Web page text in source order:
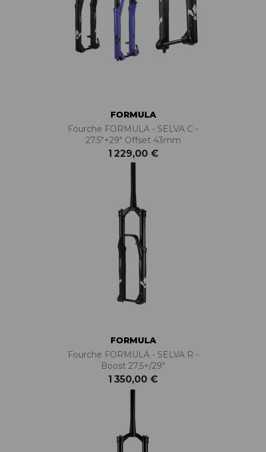
FORMULA
Fourche FORMULA - SELVA C -
27.5"+29" Offset 43mm
1 229,00 €
FORMULA
Fourche FORMULA - SELVA R -
Boost 27,5+/29"
1 350,00 €